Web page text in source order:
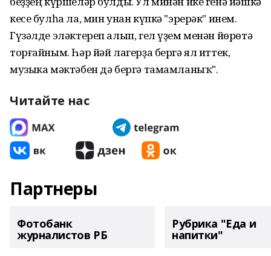
кесе булһа ла, мин унан күпкә "эрерәк" инем.
Гүзәлде эләктереп алып, гел үҙем менән йөрөтә
торғайным. Һәр йәй лагерҙа бергә ял иттек,
музыка мәктәбен дә бергә тамамланыҡ".
Читайте нас
Партнеры
Фотобанк
журналистов РБ
Рубрика "Еда и
напитки"